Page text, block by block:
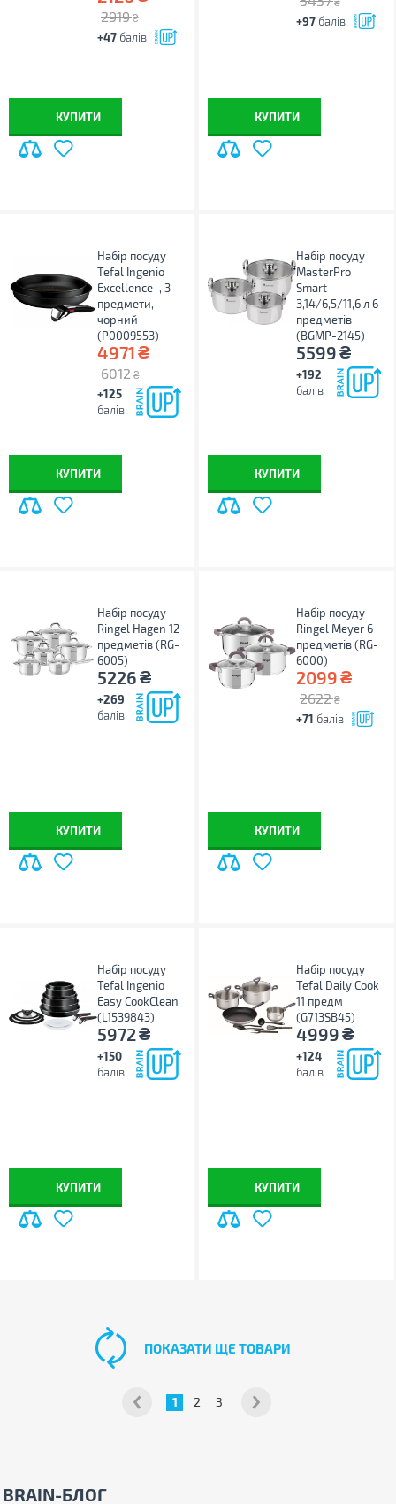
2919 ₴
+47 балів
КУПИТИ
+97 балів
КУПИТИ
Набір посуду
Tefal Ingenio
Excellence+, 3
предмети,
чорний
(P0009553)
4971₴
6012 ₴
+125
балів
КУПИТИ
Набір посуду
MasterPro
Smart
3,14/6,5/11,6 л 6
предметів
(BGMP-2145)
5599₴
+192
балів
КУПИТИ
Набір посуду
Ringel Hagen 12
предметів (RG-
6005)
5226₴
+269
балів
КУПИТИ
Набір посуду
Ringel Meyer 6
предметів (RG-
6000)
2099₴
2622 ₴
+71 балів
КУПИТИ
Набір посуду
Tefal Ingenio
Easy CookClean
(L1539843)
5972₴
+150
балів
КУПИТИ
Набір посуду
Tefal Daily Cook
11 предм
(G713SB45)
4999₴
+124
балів
КУПИТИ
1 2 3
ПОКАЗАТИ ЩЕ ТОВАРИ
BRAIN-БЛОГ